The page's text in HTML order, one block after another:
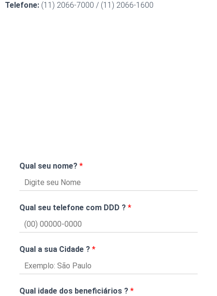
Telefone: (11) 2066-7000 / (11) 2066-1600
Qual seu nome? *
Qual seu telefone com DDD ? *
Qual a sua Cidade ? *
Qual idade dos beneficiários ? *